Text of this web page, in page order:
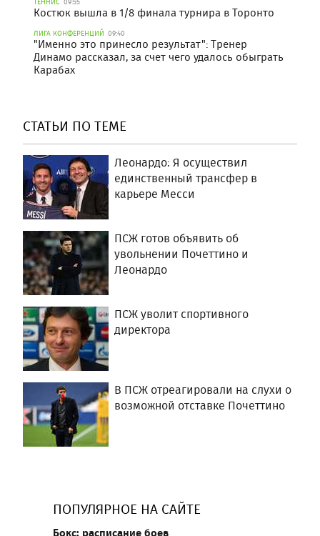
Костюк вышла в 1/8 финала турнира в Торонто
ЛИГА КОНФЕРЕНЦИЙ 09:40
"Именно это принесло результат": Тренер
Динамо рассказал, за счет чего удалось обыграть
Карабах
СТАТЬИ ПО ТЕМЕ
Леонардо: Я осуществил
единственный трансфер в
карьере Месси
ПСЖ готов объявить об
увольнении Почеттино и
Леонардо
ПСЖ уволит спортивного
директора
В ПСЖ отреагировали на слухи о
возможной отставке Почеттино
ПОПУЛЯРНОЕ НА САЙТЕ
Бокс: расписание боев